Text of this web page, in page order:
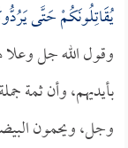
يُقَاتِلُونَكُمْ حَتَّى
وقول الله جل
بأيديهم، وأن ثمة
وجل، ويحمون